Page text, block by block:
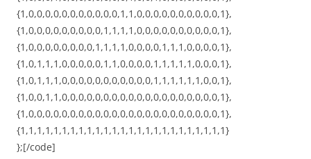
{1,0,0,0,0,0,0,0,0,0,0,0,1,1,0,0,0,0,0,0,0,0,0,0,1},
{1,0,0,0,0,0,0,0,0,0,1,1,1,1,0,0,0,0,0,0,0,0,0,0,1},
{1,0,0,0,0,0,0,0,0,1,1,1,1,0,0,0,0,1,1,1,0,0,0,0,1},
{1,0,1,1,1,0,0,0,0,0,1,1,0,0,0,0,1,1,1,1,1,0,0,0,1},
{1,0,1,1,1,0,0,0,0,0,0,0,0,0,0,0,1,1,1,1,1,1,0,0,1},
{1,0,0,1,1,0,0,0,0,0,0,0,0,0,0,0,0,0,0,0,0,0,0,0,1},
{1,0,0,0,0,0,0,0,0,0,0,0,0,0,0,0,0,0,0,0,0,0,0,0,1},
{1,1,1,1,1,1,1,1,1,1,1,1,1,1,1,1,1,1,1,1,1,1,1,1,1}
};[/code]